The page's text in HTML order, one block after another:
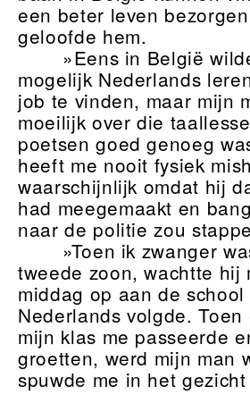
een beter leven
geloofde hem.
»Eens in België
mogelijk Nederlands
job te vinden, maar mijn
moeilijk over die
poetsen goed genoeg
heeft me nooit fysiek
waarschijnlijk omdat hij
had meegemaakt en
naar de politie zou
»Toen ik zwanger
tweede zoon, wachtte hij
middag op aan de
Nederlands volgde.
mijn klas me passeerde
groetten, werd mijn man
spuwde me in het